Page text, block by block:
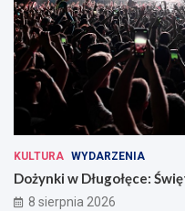
KULTURA WYDARZENIA
Dożynki w Długołęce:
8 sierpnia 2026